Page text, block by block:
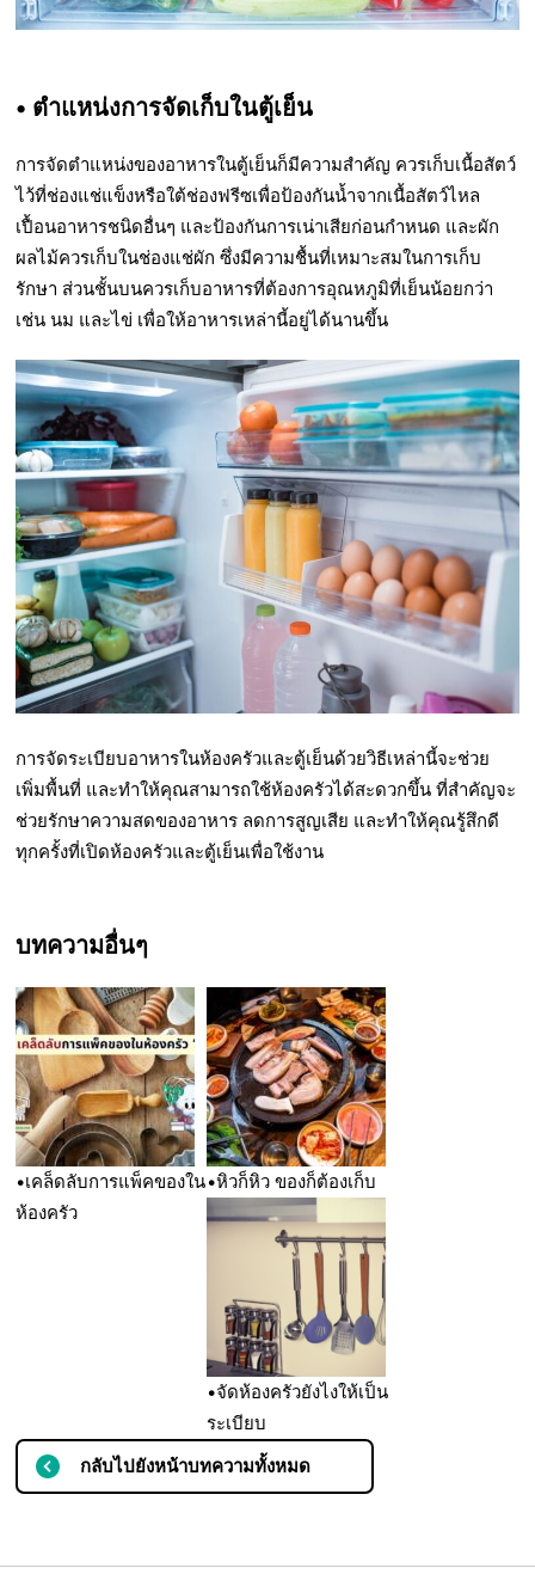
• ตำแหน่งการจัดเก็บในตู้เย็น
การจัดตำแหน่งของอาหารในตู้เย็นก็มีความสำคัญ ควรเก็บเนื้อสัตว์
ไว้ที่ช่องแช่แข็งหรือใต้ช่องฟรีซเพื่อป้องกันน้ำจากเนื้อสัตว์ไหล
เปื้อนอาหารชนิดอื่นๆ และป้องกันการเน่าเสียก่อนกำหนด และผัก
ผลไม้ควรเก็บในช่องแช่ผัก ซึ่งมีความชื้นที่เหมาะสมในการเก็บ
รักษา ส่วนชั้นบนควรเก็บอาหารที่ต้องการอุณหภูมิที่เย็นน้อยกว่า
เช่น นม และไข่ เพื่อให้อาหารเหล่านี้อยู่ได้นานขึ้น
การจัดระเบียบอาหารในห้องครัวและตู้เย็นด้วยวิธีเหล่านี้จะช่วย
เพิ่มพื้นที่ และทำให้คุณสามารถใช้ห้องครัวได้สะดวกขึ้น ที่สำคัญจะ
ช่วยรักษาความสดของอาหาร ลดการสูญเสีย และทำให้คุณรู้สึกดี
ทุกครั้งที่เปิดห้องครัวและตู้เย็นเพื่อใช้งาน
บทความอื่นๆ
•เคล็ดลับการแพ็คของใน
ห้องครัว
•หิวก็หิว ของก็ต้องเก็บ
•จัดห้องครัวยังไงให้เป็น
ระเบียบ
กลับไปยังหน้าบทความทั้งหมด